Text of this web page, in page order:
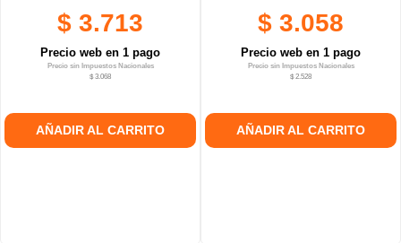
$ 3.713
Precio web en 1 pago
Precio sin Impuestos Nacionales
$ 3.068
AÑADIR AL CARRITO
$ 3.058
Precio web en 1 pago
Precio sin Impuestos Nacionales
$ 2.528
AÑADIR AL CARRITO